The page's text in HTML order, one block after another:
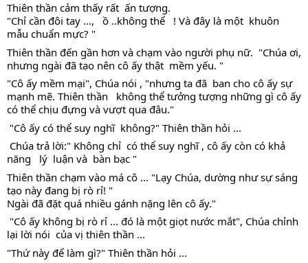
Thiên thần cảm thấy rất  ấn tượng.
"Chỉ cần đôi tay ...,   ồ ..không thể   ! Và đây là một  khuôn
mẫu chuẩn mực? "
Thiên thần đến gần hơn và chạm vào người phụ nữ.  "Chúa ơi,
nhưng ngài đã tạo nên cô ấy thật  mềm yếu. "
"Cô ấy mềm mại", Chúa nói , "nhưng ta đã  ban cho cô ấy sự
mạnh mẽ. Thiên thần   không thể tưởng tượng những gì cô ấy
có thể chịu đựng và vượt qua đâu."
"Cô ấy có thể suy nghĩ  không?" Thiên thần hỏi ...
năng   lý  luận và  bàn bạc "
Thiên thần chạm vào má cô ... "Lạy Chúa, dường như sự sáng
tạo này đang bị rò rỉ! "
Ngài đã đặt quá nhiều gánh nặng lên cô ấy."
lại lời nói  của vị thiên thần ...
"Thứ này để làm gì?" Thiên thần hỏi ...